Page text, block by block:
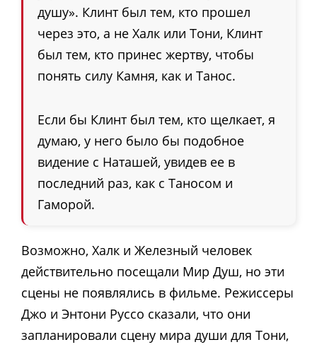
душу». Клинт был тем, кто прошел
через это, а не Халк или Тони, Клинт
был тем, кто принес жертву, чтобы
понять силу Камня, как и Танос.
Если бы Клинт был тем, кто щелкает, я
думаю, у него было бы подобное
видение с Наташей, увидев ее в
последний раз, как с Таносом и
Гаморой.
Возможно, Халк и Железный человек
действительно посещали Мир Душ, но эти
сцены не появлялись в фильме. Режиссеры
Джо и Энтони Руссо сказали, что они
запланировали сцену мира души для Тони,